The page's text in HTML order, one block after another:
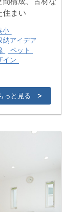
住まい
小
納アイデア
ペット
イン
っと見る >